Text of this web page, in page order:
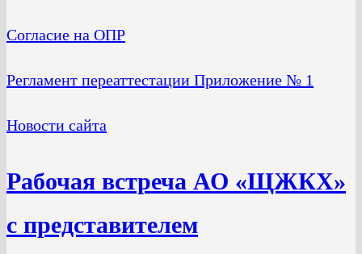
Согласие на ОПР
Регламент переаттестации Приложение № 1
Новости сайта
Рабочая встреча АО «ЩЖКХ»
с представителем